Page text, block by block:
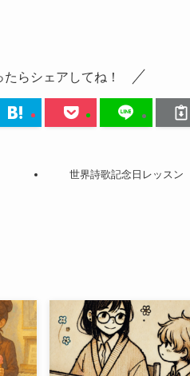
たらシェアしてね！
世界詩歌記念日レッスン